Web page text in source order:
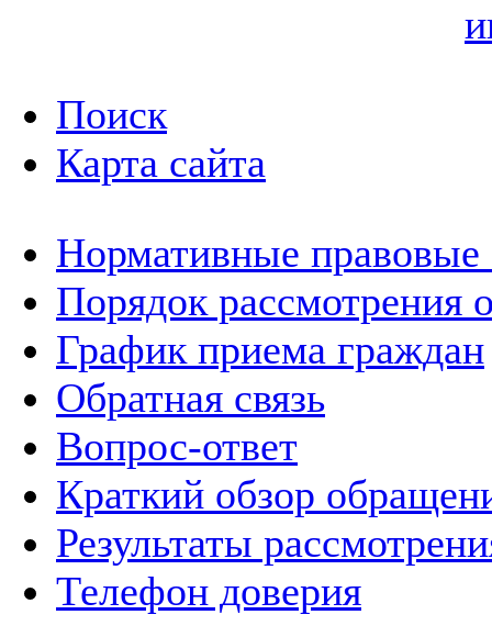
Поиск
Карта сайта
Нормативные правовые
Порядок рассмотрения
График приема граждан
Обратная связь
Вопрос-ответ
Краткий обзор
Результаты
Телефон доверия